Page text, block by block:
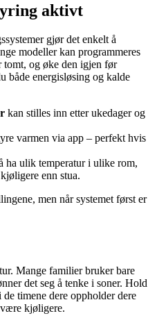
aktivt
gjør det enkelt å
modeller kan programmeres
tomt, og øke den igjen før
både energisløsing og kalde
kan stilles inn etter ukedager og
varmen via app – perfekt hvis
ha ulik temperatur i ulike rom,
enn stua.
men når systemet først er
Mange familier bruker bare
det seg å tenke i soner. Hold
timene dere oppholder dere
kjøligere.